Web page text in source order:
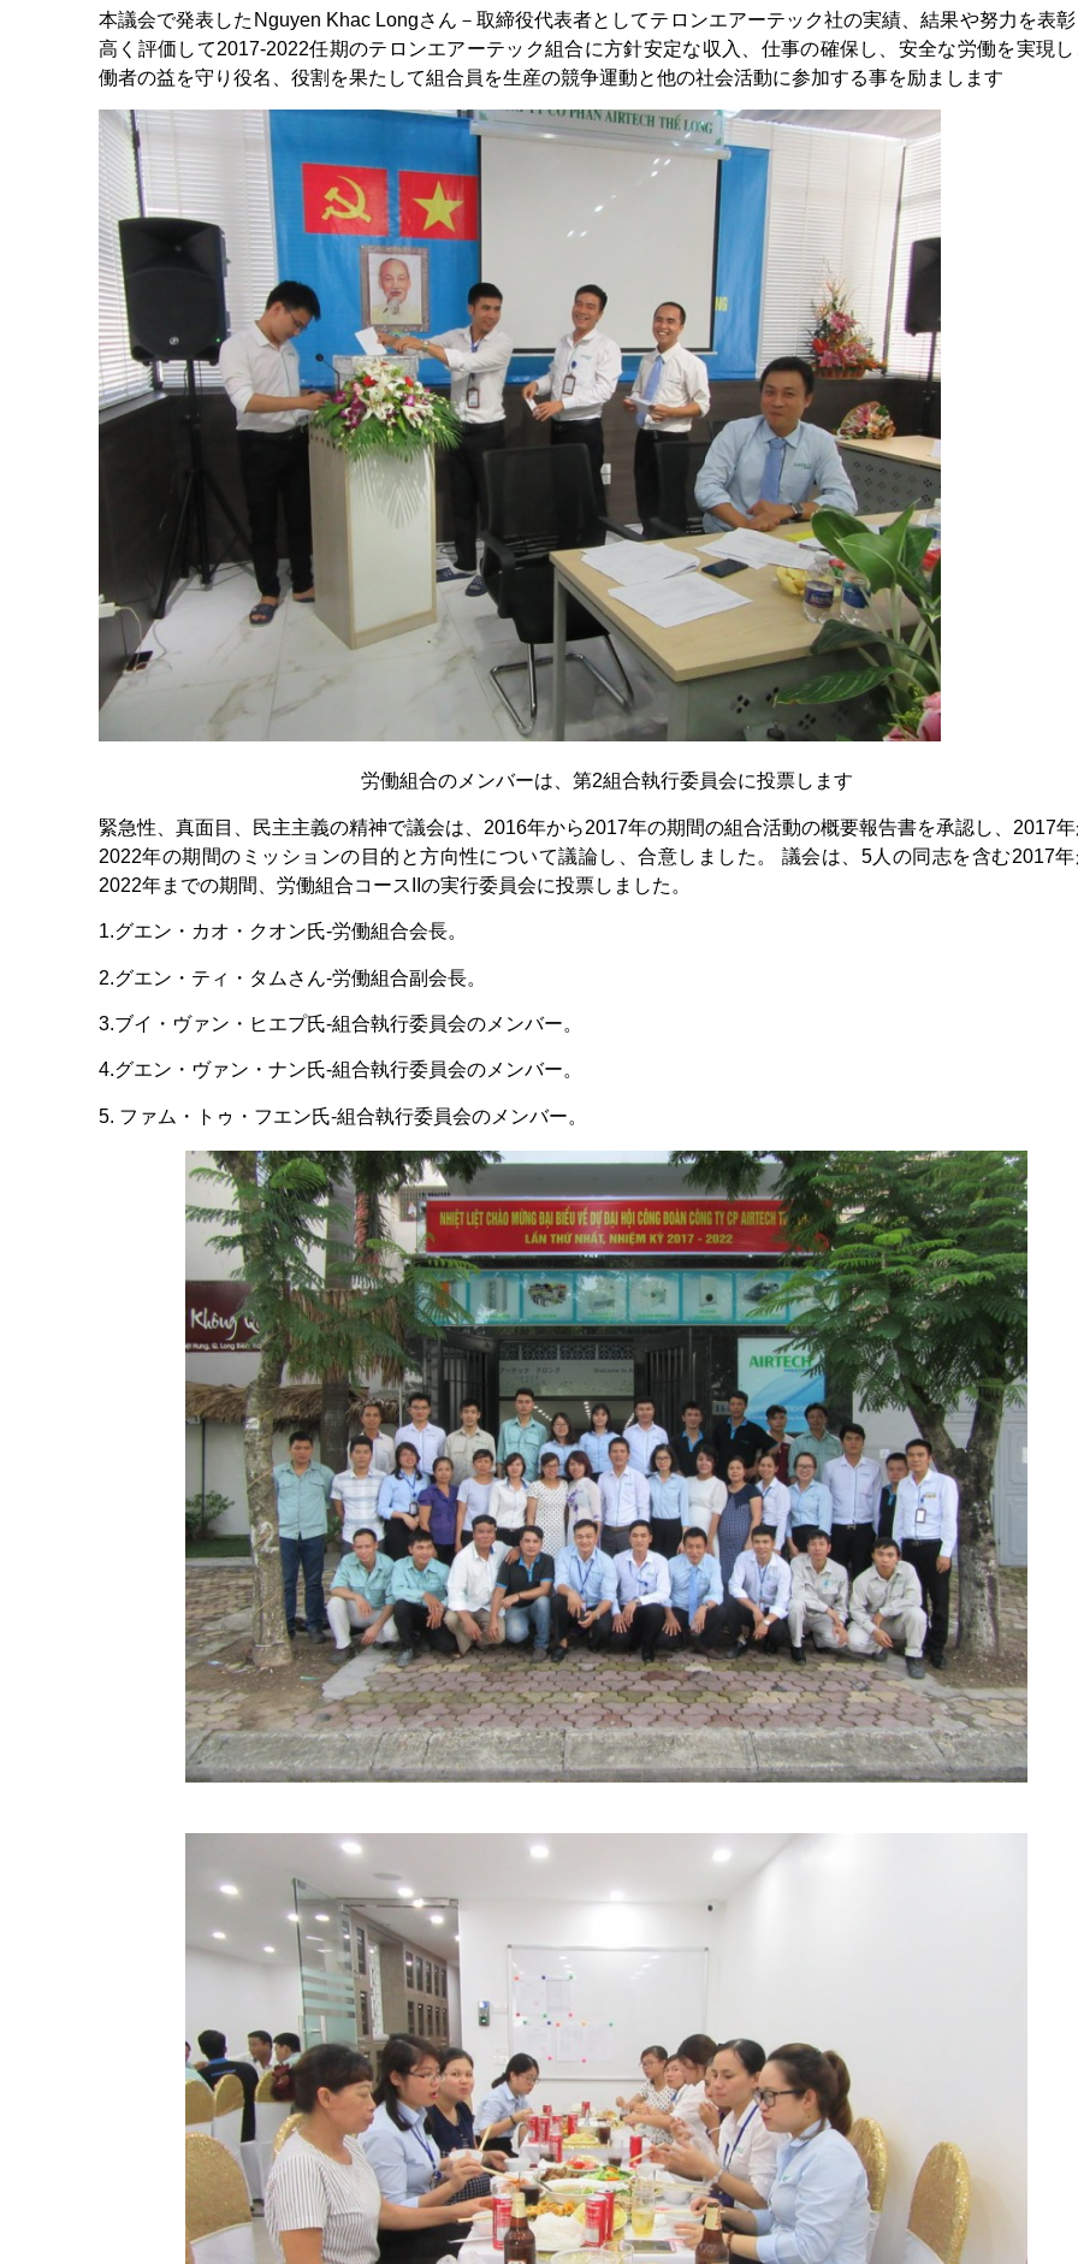
本議会で発表したNguyen Khac Longさん－取締役代表者としてテロンエアーテック社の実績、結果や努力を表彰
高く評価して2017-2022任期のテロンエアーテック組合に方針安定な収入、仕事の確保し、安全な労働を実現し
働者の益を守り役名、役割を果たして組合員を生産の競争運動と他の社会活動に参加する事を励まします
労働組合のメンバーは、第2組合執行委員会に投票します
緊急性、真面目、民主主義の精神で議会は、2016年から2017年の期間の組合活動の概要報告書を承認し、2017年
2022年の期間のミッションの目的と方向性について議論し、合意しました。 議会は、5人の同志を含む2017年
2022年までの期間、労働組合コースIIの実行委員会に投票しました。
1.グエン・カオ・クオン氏-労働組合会長。
2.グエン・ティ・タムさん-労働組合副会長。
3.ブイ・ヴァン・ヒエプ氏-組合執行委員会のメンバー。
4.グエン・ヴァン・ナン氏-組合執行委員会のメンバー。
5. ファム・トゥ・フエン氏-組合執行委員会のメンバー。